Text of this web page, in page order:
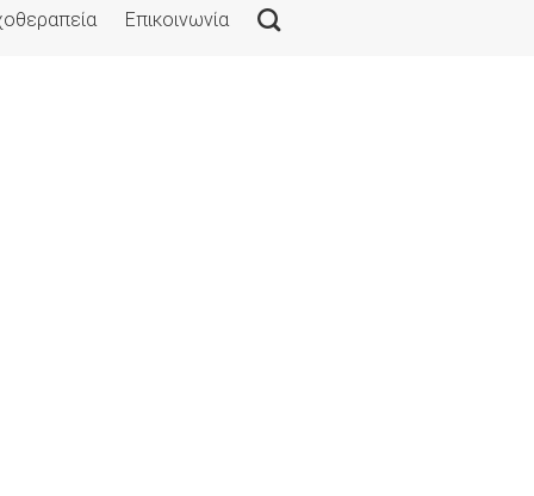
Επικοινωνία